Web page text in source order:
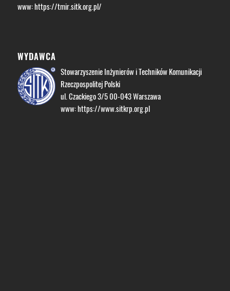
www:https://tmir.sitk.org.pl/
WYDAWCA
Stowarzyszenie Inżynierów i Techników Komunikacji
Rzeczpospolitej Polski
ul. Czackiego 3/5 00-043 Warszawa
www:https://www.sitkrp.org.pl